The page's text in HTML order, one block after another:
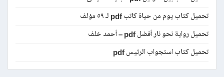
تحميل كتاب يوم من حياة كاتب pdf لـ ٥٩ مؤلف
تحميل رواية نحو نار أفضل pdf – أحمد خلف
تحميل كتاب استجواب الرئيس pdf